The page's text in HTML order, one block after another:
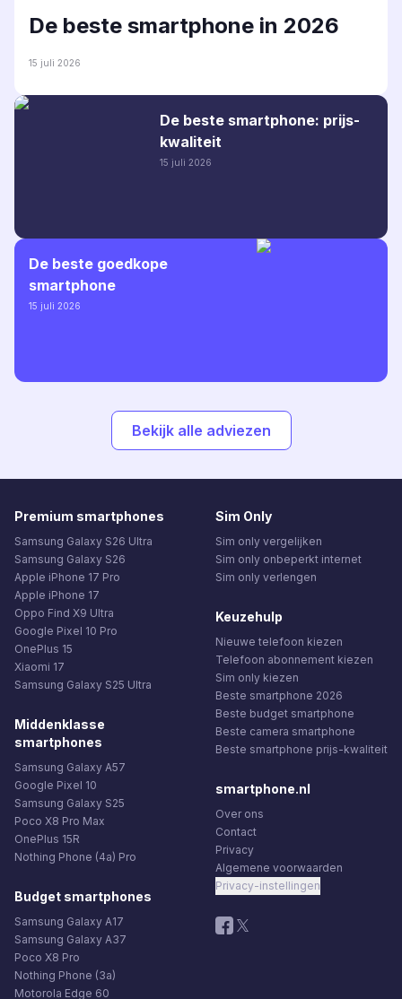
De beste smartphone in 2026
15 juli 2026
De beste smartphone: prijs-
kwaliteit
15 juli 2026
De beste goedkope
smartphone
15 juli 2026
Bekijk alle adviezen
Premium smartphones
Samsung Galaxy S26 Ultra
Samsung Galaxy S26
Apple iPhone 17 Pro
Apple iPhone 17
Oppo Find X9 Ultra
Google Pixel 10 Pro
OnePlus 15
Xiaomi 17
Samsung Galaxy S25 Ultra
Middenklasse
smartphones
Samsung Galaxy A57
Google Pixel 10
Samsung Galaxy S25
Poco X8 Pro Max
OnePlus 15R
Nothing Phone (4a) Pro
Budget smartphones
Samsung Galaxy A17
Samsung Galaxy A37
Poco X8 Pro
Nothing Phone (3a)
Motorola Edge 60
Sim Only
Sim only vergelijken
Sim only onbeperkt internet
Sim only verlengen
Keuzehulp
Nieuwe telefoon kiezen
Telefoon abonnement kiezen
Sim only kiezen
Beste smartphone 2026
Beste budget smartphone
Beste camera smartphone
Beste smartphone prijs-kwaliteit
smartphone.nl
Over ons
Contact
Privacy
Algemene voorwaarden
Privacy-instellingen